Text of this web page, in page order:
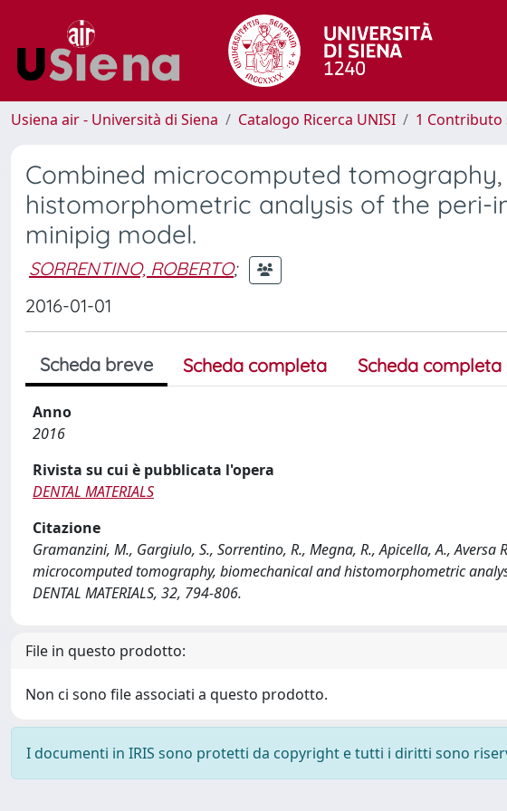
Usiena air - Università di Siena Catalogo Ricerca UNISI 1 Contributo
Combined microcomputed
histomorphometric analysis of the peri-
minipig model.
SORRENTINO, ROBERTO;
2016-01-01
Scheda breve Scheda completa Scheda completa
Anno
2016
Rivista su cui è pubblicata l'opera
DENTAL MATERIALS
Citazione
Gramanzini, M., Gargiulo, S., Sorrentino, R., Megna, R., Apicella, A.,
microcomputed tomography, biomechanical and histomorphometric
DENTAL MATERIALS, 32, 794-806.
File in questo prodotto:
Non ci sono file associati a questo prodotto.
I documenti in IRIS sono protetti da copyright e tutti i diritti sono